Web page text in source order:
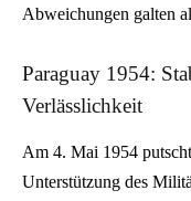
Abweichungen galten
Paraguay 1954:
Verlässlichkeit
Am 4. Mai 1954
Unterstützung des